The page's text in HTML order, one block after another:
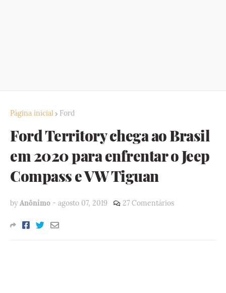
Página inicial Ford
Ford Territory chega ao Brasil
em 2020 para enfrentar o Jeep
Compass e VW Tiguan
by Anônimo - agosto 07, 2019 27 Comentários